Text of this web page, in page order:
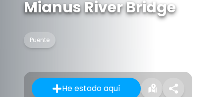
Mianus River Bridge
Puente
He estado aquí